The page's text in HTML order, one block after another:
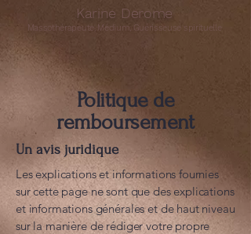
Karine Derome
Massothérapeute, Médium, Guérisseuse spirituelle
Politique de
remboursement
Un avis juridique
Les explications et informations fournies
sur cette page ne sont que des explications
et informations générales et de haut niveau
sur la manière de rédiger votre propre